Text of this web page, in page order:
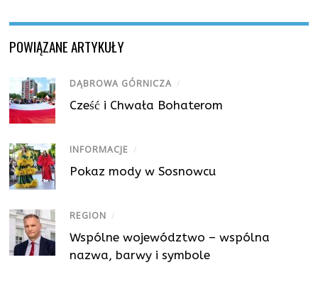
POWIĄZANE ARTYKUŁY
DĄBROWA GÓRNICZA /
Cześć i Chwała Bohaterom
INFORMACJE /
Pokaz mody w Sosnowcu
REGION /
Wspólne województwo – wspólna
nazwa, barwy i symbole